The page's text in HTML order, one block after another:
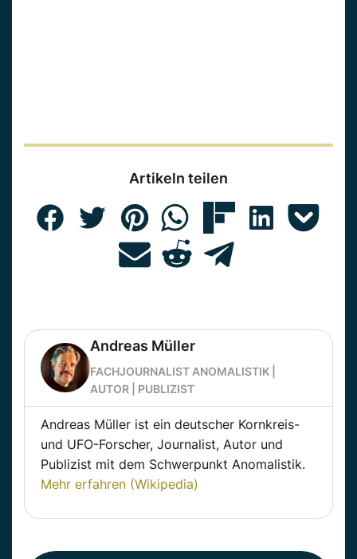
Artikeln teilen
Andreas Müller
FACHJOURNALIST ANOMALISTIK |
AUTOR | PUBLIZIST
Andreas Müller ist ein deutscher Kornkreis-
und UFO-Forscher, Journalist, Autor und
Publizist mit dem Schwerpunkt Anomalistik.
Mehr erfahren (Wikipedia)